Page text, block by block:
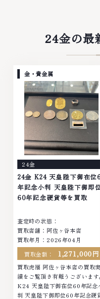
ており、他店ではお値段の付
かったお品物でも、一点一点
959-764営業時間: 10:00～
19:00定休日: 年中無休
24金の最
金・貴金属
24金
24金 K24 天皇陛下御在位
年記念小判 天皇陛下御即
60年記念硬貨等を買取
査定時の状態：
買取店舗：阿佐ヶ谷本店
買取年月：2026年04月
買取金額：
1,271,000円
買取虎福 阿佐ヶ谷本店の買取実
績をご覧頂き有難うございます
K24 天皇陛下御在位60年記念
判 天皇陛下御即位60年記念硬